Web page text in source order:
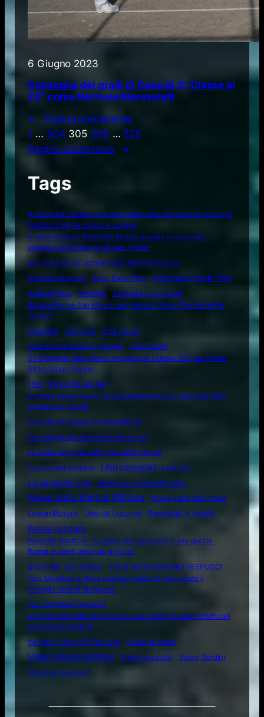
6 Giugno 2023
Consegna dei gradi di Capo di 3^ Classe al
23° corso Normale Marescialli
←
Pagina precedente
1 … 304 305 306 … 526
Pagina successiva
→
Tags
A bordo del Dandolo il sommergibile utilizzato durante la Guerra
Fredda contro le minacce nucleari
A bordo di Nave Raimondo Montecuccoli il nuovo volto
operativo della Marina Militare (Video)
Alla scoperta del sommergibile Andrea Provana
Amerigo Vespucci
Amm. Paolo Treu
Ammiraglio Paolo Treu
Analisi Difesa
Aneddoti Attualità e curiosità
Brigata Marina San Marco: una storia di Valore "Per Mare Per
Terram"
Citazioni
Concorsi
Ente Circoli
Essere commissario in Marina
Frasi celebri
Gli highlights della prima campagna in Indopacifico del Carrier
Strike Group italiano
I fari
Il mondo dei fari
Il motore diesel navale: la sua apparizione e le necessità della
propulsione navale
La scelta di Giorgia sommergibilista
La spiaggia più pericolosa del mondo
La storia nel nome delle navi della Marina
La voce del marinaio
Libri consigliati Link utili
Lo sapevate che Medicina di Combattimento
News dalla Marina Militare
news varie dal mare
Ocean4future
Oltre Gli Orizzonti
Paesaggi e luoghi
Poesie del mare
Progetto didattico: “Tu sei un intero oceano in una goccia.
Rompi le pareti della tua prigione”
Storia del San Marco
TOUR MEDITERRANEO VESPUCCI
Tour Mondiale di Nave Amerigo Vespucci: inaugurato il
Villaggio Italia di Singapore
Tour Mondiale Vespucci
Una vita straordinaria inizia con una scelta: Scuola Sottufficiali
della Marina Militare
Vangelis – Song Of The Seas
Video di mare
Video Marina Militare Video musicali
Video Soldini
“Amerigo Vespucci”